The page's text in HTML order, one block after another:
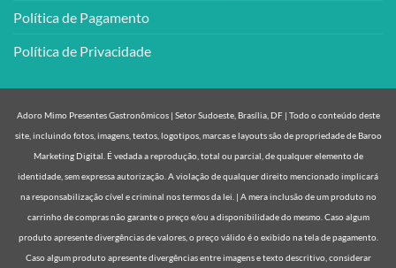
Política de Pagamento
Política de Privacidade
Adoro Mimo Presentes Gastronômicos | Setor Sudoeste, Brasília, DF | Todo o conteúdo deste
site, incluindo fotos, imagens, textos, logotipos, marcas e layouts são de propriedade de Baroo
Marketing Digital. É vedada a reprodução, total ou parcial, de qualquer elemento de
identidade, sem expressa autorização. A violação de qualquer direito mencionado implicará
na responsabilização cível e criminal nos termos da lei. | A mera inclusão de um produto no
carrinho de compras não garante o preço e/ou a disponibilidade do mesmo. Caso algum
produto apresente divergências de valores, o preço válido é o exibido na tela de pagamento.
Caso algum produto apresente divergências entre imagens e texto descritivo, considerar